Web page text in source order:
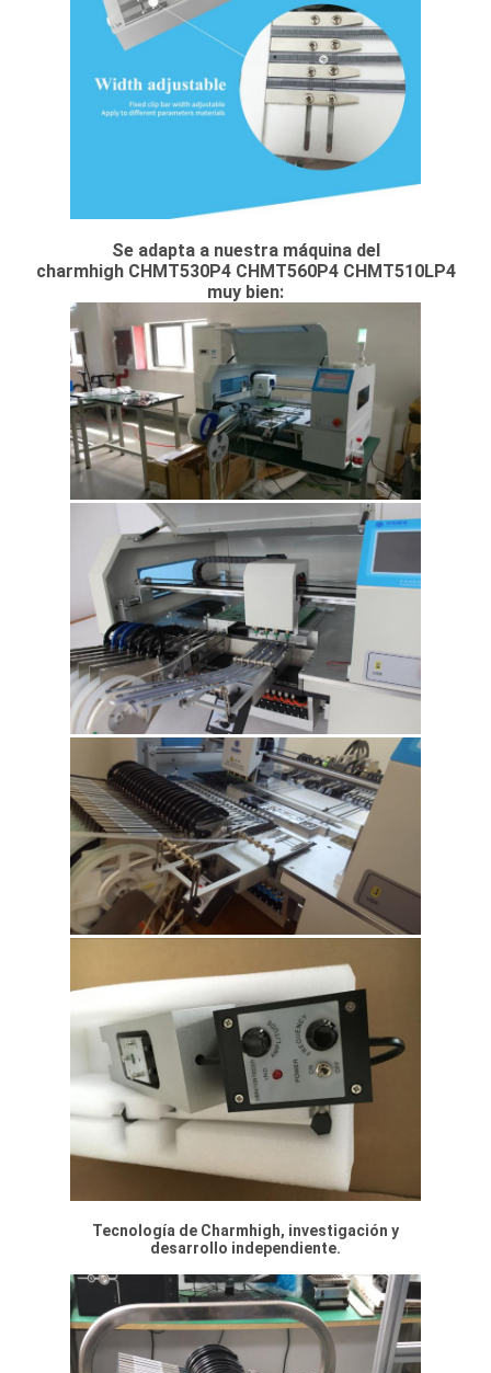
Se adapta a nuestra máquina del
charmhigh CHMT530P4 CHMT560P4 CHMT510LP4
muy bien:
Tecnología de Charmhigh, investigación y
desarrollo independiente.